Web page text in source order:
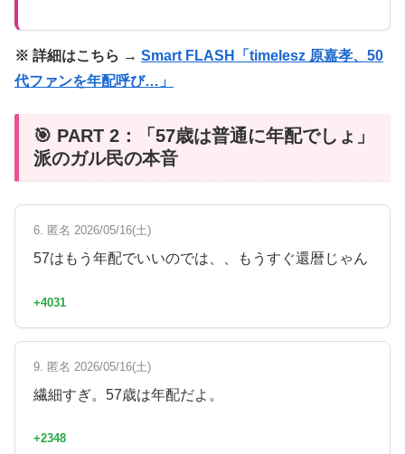
※ 詳細はこちら → Smart FLASH「timelesz 原嘉孝、50
代ファンを年配呼び…」
🎯 PART 2：「57歳は普通に年配でしょ」
派のガル民の本音
6. 匿名 2026/05/16(土)
57はもう年配でいいのでは、、もうすぐ還暦じゃん
+4031
9. 匿名 2026/05/16(土)
繊細すぎ。57歳は年配だよ。
+2348